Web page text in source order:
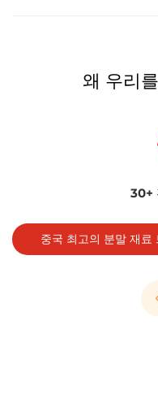
왜 우리
품입니다. 100+